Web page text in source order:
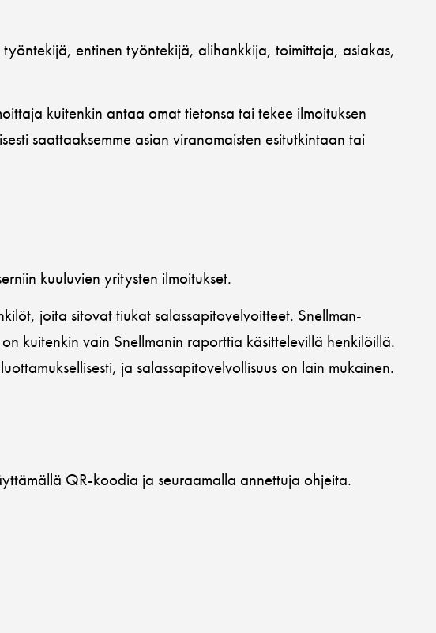
entinen työntekijä, alihankkija, toimittaja, asiakas,
kuitenkin antaa omat tietonsa tai tekee ilmoituksen
saattaaksemme asian viranomaisten esitutkintaan tai
kuuluvien yritysten ilmoitukset.
joita sitovat tiukat salassapitovelvoitteet. Snellman-
kuitenkin vain Snellmanin raporttia käsittelevillä henkilöillä.
ja salassapitovelvollisuus on lain mukainen.
QR-koodia ja seuraamalla annettuja ohjeita.